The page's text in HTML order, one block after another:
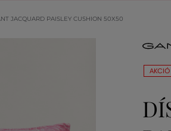
JACQUARD PAISLEY CUSHION 50X50